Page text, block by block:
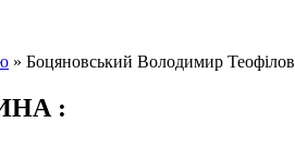
» Боцяновський Володимир
: